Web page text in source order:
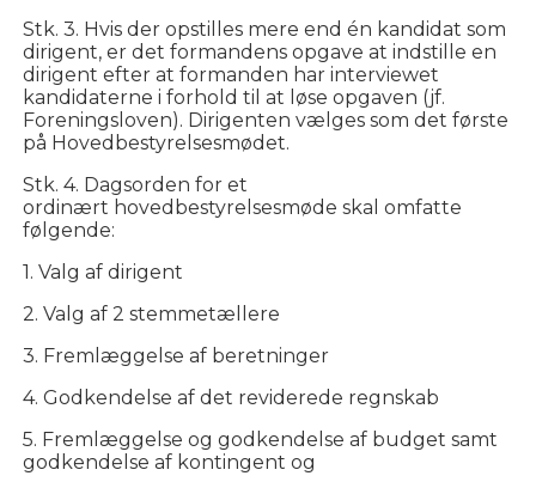
Stk. 3. Hvis der opstilles mere end én kandidat som
dirigent, er det formandens opgave at indstille en
dirigent efter at formanden har interviewet
kandidaterne i forhold til at løse opgaven (jf.
Foreningsloven). Dirigenten vælges som det første
på Hovedbestyrelsesmødet.
Stk. 4. Dagsorden for et
ordinært hovedbestyrelsesmøde skal omfatte
følgende:
1. Valg af dirigent
2. Valg af 2 stemmetællere
3. Fremlæggelse af beretninger
4. Godkendelse af det reviderede regnskab
5. Fremlæggelse og godkendelse af budget samt
godkendelse af kontingent og